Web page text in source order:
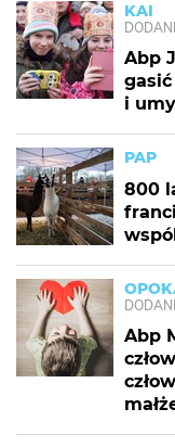
KAI
Abp
i
PAP
800
Abp